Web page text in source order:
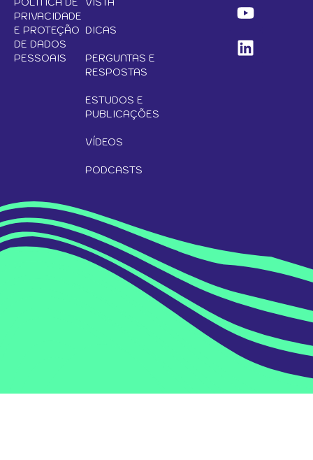
PRIVACIDADE
E PROTEÇÃO
DE DADOS
PESSOAIS
DICAS
PERGUNTAS E
RESPOSTAS
ESTUDOS E
PUBLICAÇÕES
VÍDEOS
PODCASTS